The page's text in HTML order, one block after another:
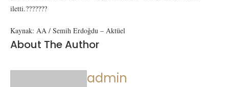
iletti.???????
Kaynak: AA / Semih Erdoğdu – Aktüel
About The Author
admin